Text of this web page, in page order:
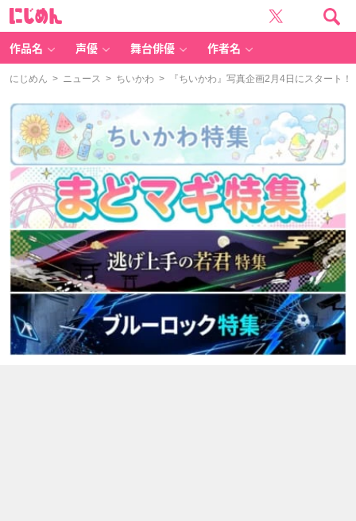
作品名 声優 舞台俳優 作者名
にじめん > ニュース > ちいかわ > 『ちいかわ』写真企画2月4日にスタート